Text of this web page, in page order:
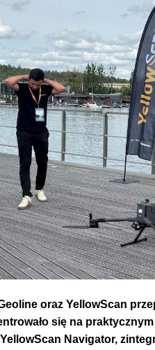
oraz YellowScan
się na
Navigator,